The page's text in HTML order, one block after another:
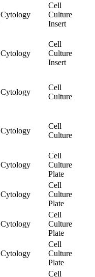
Cytology
Cell
Culture
Insert
Cytology
Cell
Culture
Insert
Cytology
Cell
Culture
Cytology
Cell
Culture
Cytology
Cell
Culture
Plate
Cytology
Cell
Culture
Plate
Cytology
Cell
Culture
Plate
Cytology
Cell
Culture
Plate
Cell